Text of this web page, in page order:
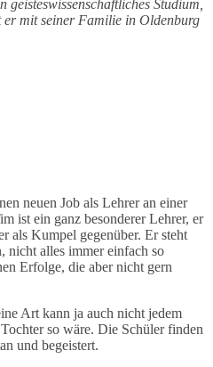
Studium,
er mit seiner Familie in Oldenburg
neuen Job als Lehrer an einer
ist ein ganz besonderer Lehrer, er
als Kumpel gegenüber. Er steht
nicht alles immer einfach so
Erfolge, die aber nicht gern
Art kann ja auch nicht jedem
so wäre. Die Schüler finden
und begeistert.